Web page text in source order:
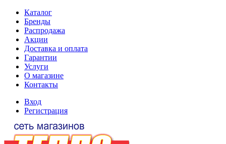
Каталог
Бренды
Распродажа
Акции
Доставка и оплата
Гарантии
Услуги
О магазине
Контакты
Вход
Регистрация